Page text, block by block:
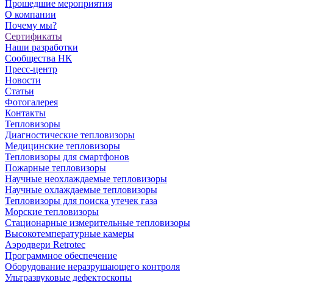
Прошедшие мероприятия
О компании
Почему мы?
Сертификаты
Наши разработки
Сообщества НК
Пресс-центр
Новости
Статьи
Фотогалерея
Контакты
Тепловизоры
Диагностические тепловизоры
Медицинские тепловизоры
Тепловизоры для смартфонов
Пожарные тепловизоры
Научные неохлаждаемые тепловизоры
Научные охлаждаемые тепловизоры
Тепловизоры для поиска утечек газа
Морские тепловизоры
Стационарные измерительные тепловизоры
Высокотемпературные камеры
Аэродвери Retrotec
Программное обеспечение
Оборудование неразрушающего контроля
Ультразвуковые дефектоскопы